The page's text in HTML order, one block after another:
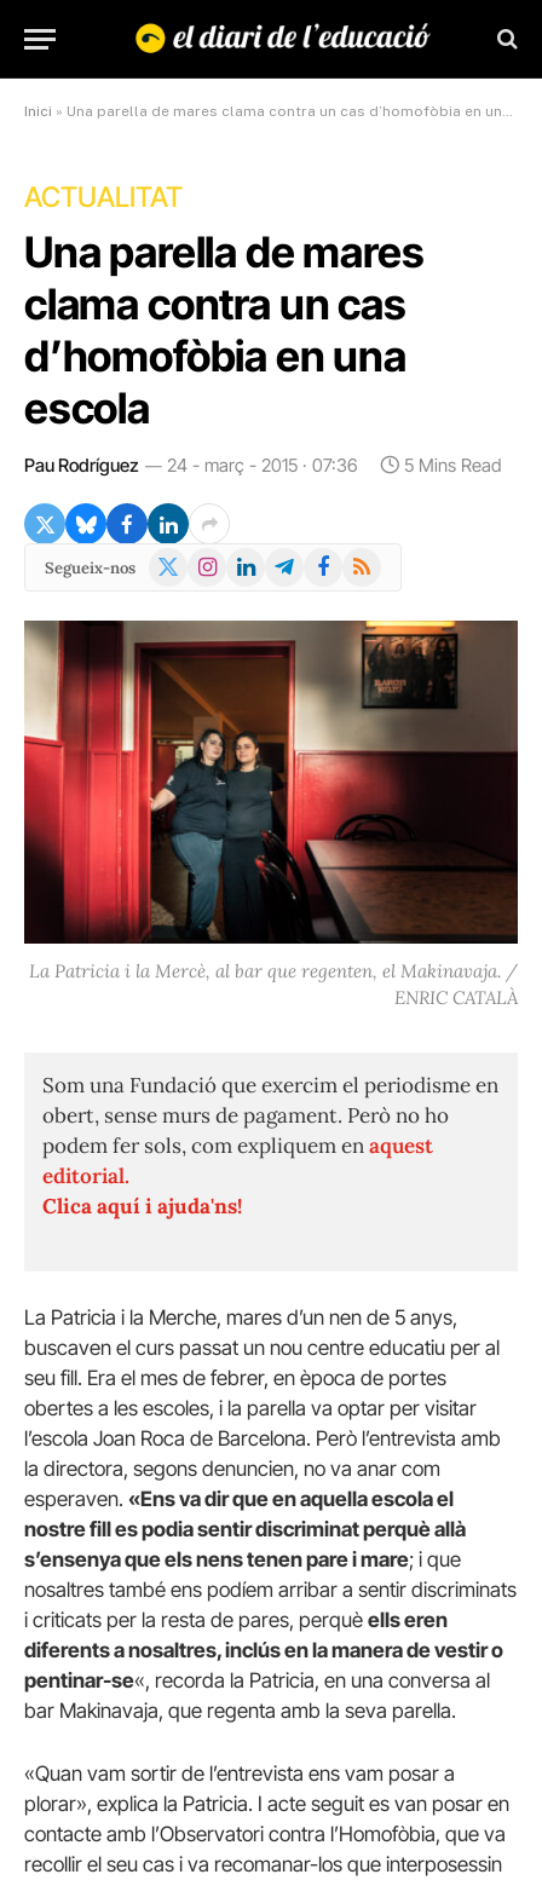
Inici » Una parella de mares clama contra un cas d’homofòbia en una escola
ACTUALITAT
Una parella de mares
clama contra un cas
d’homofòbia en una
escola
Pau Rodríguez 24 - març - 2015 · 07:36 5 Mins Read
Segueix-nos
X
Instagram
LinkedInTelegramFacebook
RSS
La Patricia i la Mercè, al bar que regenten, el Makinavaja. /
ENRIC CATALÀ
Som una Fundació que exercim el periodisme en
obert, sense murs de pagament. Però no ho
podem fer sols, com expliquem enaquest
editorial.
Clica aquí i ajuda'ns!
La Patricia i la Merche, mares d’un nen de 5 anys,
buscaven el curs passat un nou centre educatiu per al
seu fill. Era el mes de febrer, en època de portes
obertes a les escoles, i la parella va optar per visitar
l’escola Joan Roca de Barcelona. Però l’entrevista amb
la directora, segons denuncien, no va anar com
esperaven. «Ens va dir que en aquella escola el
nostre fill es podia sentir discriminat perquè allà
s’ensenya que els nens tenen pare i mare; i que
nosaltres també ens podíem arribar a sentir discriminats
i criticats per la resta de pares, perquè ells eren
diferents a nosaltres, inclús en la manera de vestir o
pentinar-se«, recorda la Patricia, en una conversa al
bar Makinavaja, que regenta amb la seva parella.
«Quan vam sortir de l’entrevista ens vam posar a
plorar», explica la Patricia. I acte seguit es van posar en
contacte amb l’Observatori contra l’Homofòbia, que va
recollir el seu cas i va recomanar-los que interposessin